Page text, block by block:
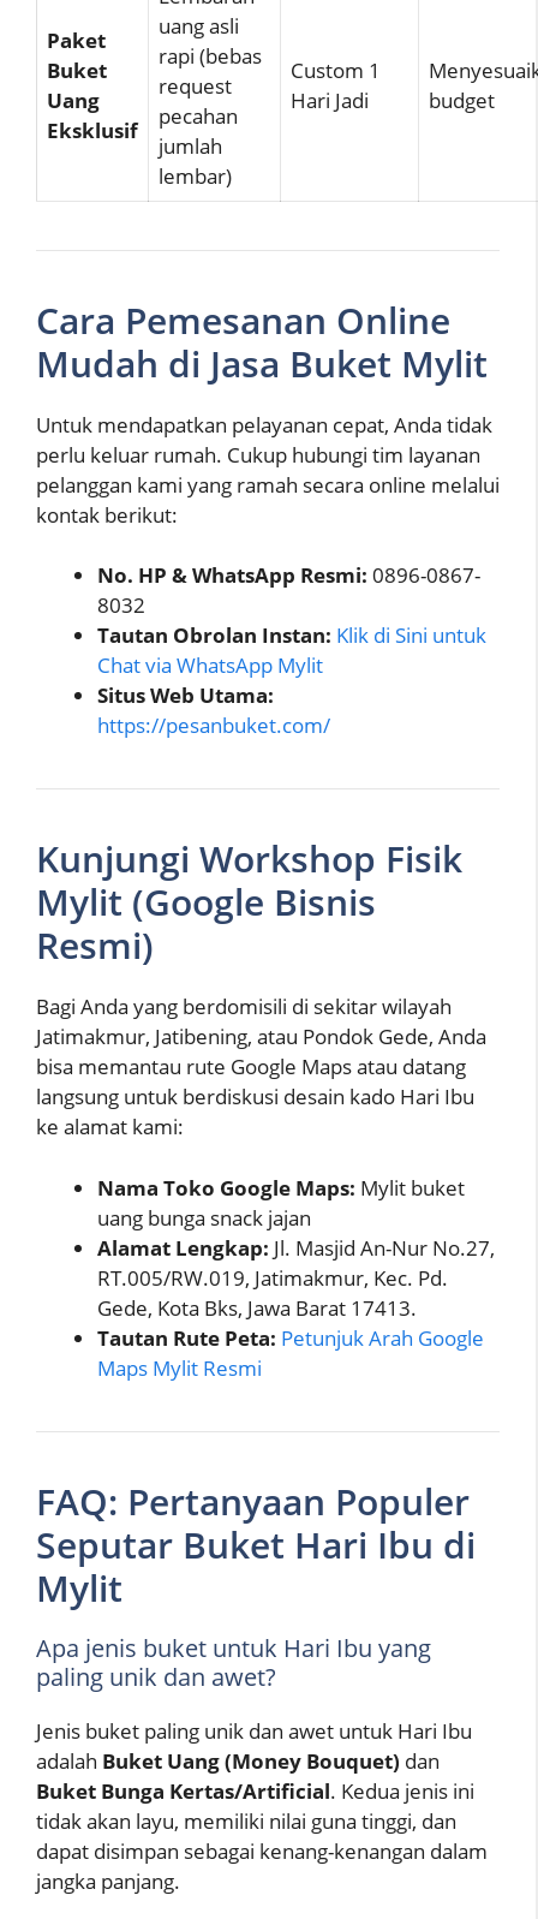
Paket
Buket
Uang
Eksklusif
uang asli
rapi (bebas
request
pecahan
jumlah
lembar)
Custom 1
Hari Jadi
budget
Cara Pemesanan Online
Mudah di Jasa Buket Mylit
Untuk mendapatkan pelayanan cepat, Anda tidak
perlu keluar rumah. Cukup hubungi tim layanan
pelanggan kami yang ramah secara online melalui
kontak berikut:
No. HP & WhatsApp Resmi: 0896-0867-
8032
Tautan Obrolan Instan: Klik di Sini untuk
Chat via WhatsApp Mylit
Situs Web Utama:
https://pesanbuket.com/
Kunjungi Workshop Fisik
Mylit (Google Bisnis
Resmi)
Bagi Anda yang berdomisili di sekitar wilayah
Jatimakmur, Jatibening, atau Pondok Gede, Anda
bisa memantau rute Google Maps atau datang
langsung untuk berdiskusi desain kado Hari Ibu
ke alamat kami:
Nama Toko Google Maps: Mylit buket
uang bunga snack jajan
Alamat Lengkap: Jl. Masjid An-Nur No.27,
RT.005/RW.019, Jatimakmur, Kec. Pd.
Gede, Kota Bks, Jawa Barat 17413.
Tautan Rute Peta: Petunjuk Arah Google
Maps Mylit Resmi
FAQ: Pertanyaan Populer
Seputar Buket Hari Ibu di
Mylit
Apa jenis buket untuk Hari Ibu yang
paling unik dan awet?
Jenis buket paling unik dan awet untuk Hari Ibu
adalah Buket Uang (Money Bouquet) dan
Buket Bunga Kertas/Artificial. Kedua jenis ini
tidak akan layu, memiliki nilai guna tinggi, dan
dapat disimpan sebagai kenang-kenangan dalam
jangka panjang.